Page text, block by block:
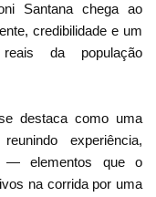
Santana chega ao
credibilidade e um
da população
destaca como uma
experiência,
— elementos que o
na corrida por uma